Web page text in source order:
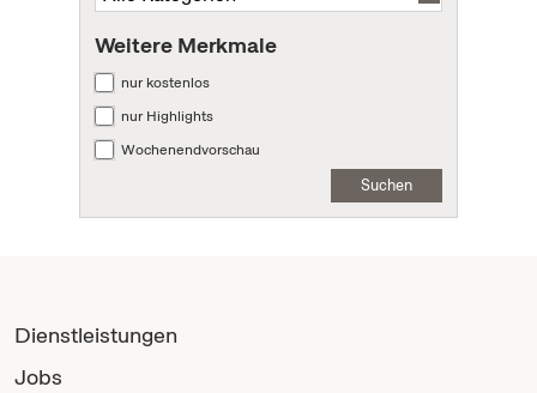
Weitere Merkmale
nur kostenlos
nur Highlights
Wochenendvorschau
Suchen
Dienstleistungen
Jobs